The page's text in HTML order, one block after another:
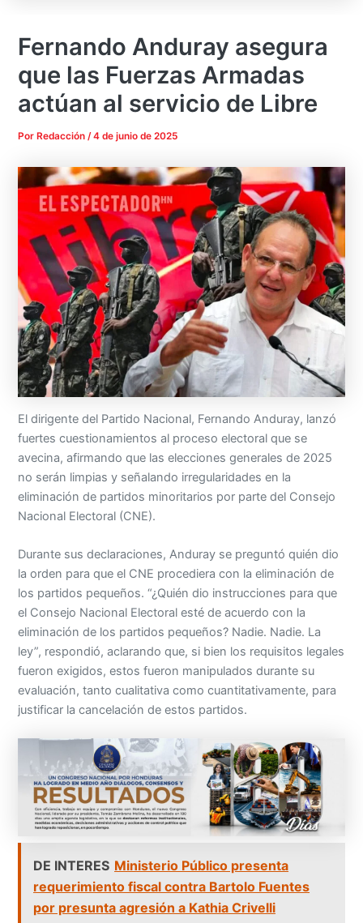
Fernando Anduray asegura
que las Fuerzas Armadas
actúan al servicio de Libre
Por Redacción/4 de junio de 2025
El dirigente del Partido Nacional, Fernando Anduray, lanzó
fuertes cuestionamientos al proceso electoral que se
avecina, afirmando que las elecciones generales de 2025
no serán limpias y señalando irregularidades en la
eliminación de partidos minoritarios por parte del Consejo
Nacional Electoral (CNE).
Durante sus declaraciones, Anduray se preguntó quién dio
la orden para que el CNE procediera con la eliminación de
los partidos pequeños. “¿Quién dio instrucciones para que
el Consejo Nacional Electoral esté de acuerdo con la
eliminación de los partidos pequeños? Nadie. Nadie. La
ley”, respondió, aclarando que, si bien los requisitos legales
fueron exigidos, estos fueron manipulados durante su
evaluación, tanto cualitativa como cuantitativamente, para
justificar la cancelación de estos partidos.
DE INTERES Ministerio Público presenta
requerimiento fiscal contra Bartolo Fuentes
por presunta agresión a Kathia Crivelli